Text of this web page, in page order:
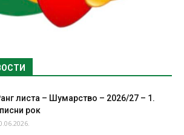
листа – Шумарство – 2026/27 – 1.
рок